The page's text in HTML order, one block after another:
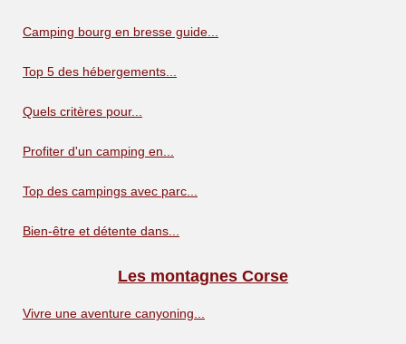
Camping bourg en bresse guide...
Top 5 des hébergements...
Quels critères pour...
Profiter d'un camping en...
Top des campings avec parc...
Bien-être et détente dans...
Les montagnes Corse
Vivre une aventure canyoning...